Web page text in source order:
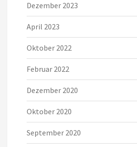
Dezember 2023
April 2023
Oktober 2022
Februar 2022
Dezember 2020
Oktober 2020
September 2020